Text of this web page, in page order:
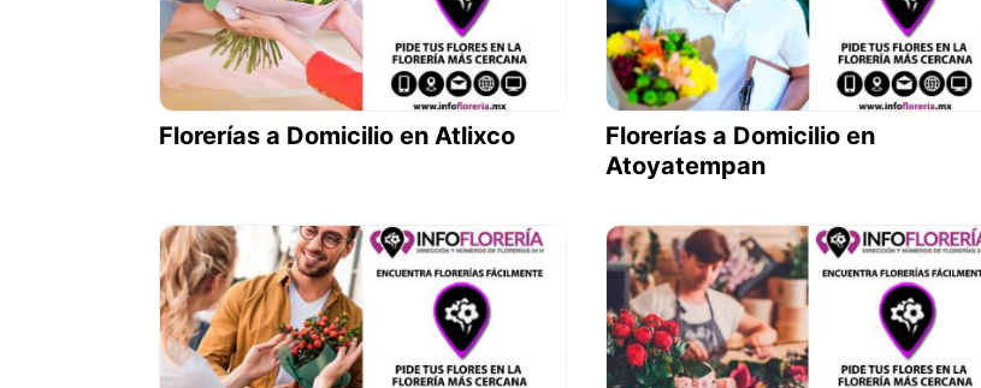
Florerías a Domicilio en Atlixco
Florerías a Domicilio en
Atoyatempan